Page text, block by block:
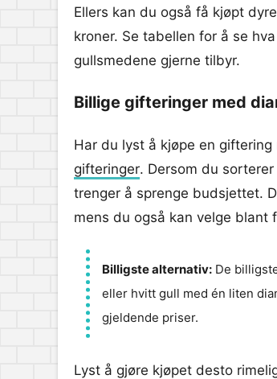
Ellers kan du også få kjøpt
kroner. Se tabellen for å se
gullsmedene gjerne tilbyr.
Billige gifteringer med
Har du lyst å kjøpe en
gifteringer. Dersom du
trenger å sprenge budsjettet.
mens du også kan velge blant
Billigste alternativ: De
eller hvitt gull med én liten
gjeldende priser.
Lyst å gjøre kjøpet desto